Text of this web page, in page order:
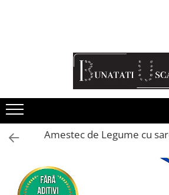
Condimente
Fructe
Pulberi
Amestec de Legume cu